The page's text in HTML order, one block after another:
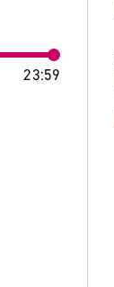
23:59